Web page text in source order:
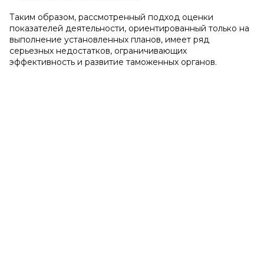
Таким образом, рассмотренный подход оценки
показателей деятельности, ориентированный только на
выполнение установленных планов, имеет ряд
серьезных недостатков, ограничивающих
эффективность и развитие таможенных органов.